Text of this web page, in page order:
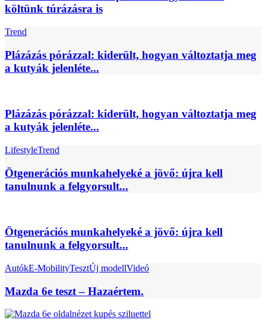
költünk túrázásra is
Trend
Plázázás pórázzal: kiderült, hogyan változtatja meg
a kutyák jelenléte...
Plázázás pórázzal: kiderült, hogyan változtatja meg
a kutyák jelenléte...
LifestyleTrend
Ötgenerációs munkahelyeké a jövő: újra kell
tanulnunk a felgyorsult...
Ötgenerációs munkahelyeké a jövő: újra kell
tanulnunk a felgyorsult...
AutókE-MobilityTesztÚj modellVideó
Mazda 6e teszt – Hazaértem.